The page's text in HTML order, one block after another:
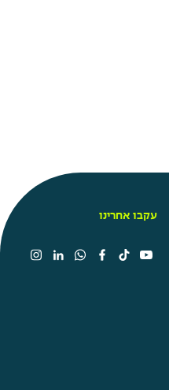
עקבו אחרינו